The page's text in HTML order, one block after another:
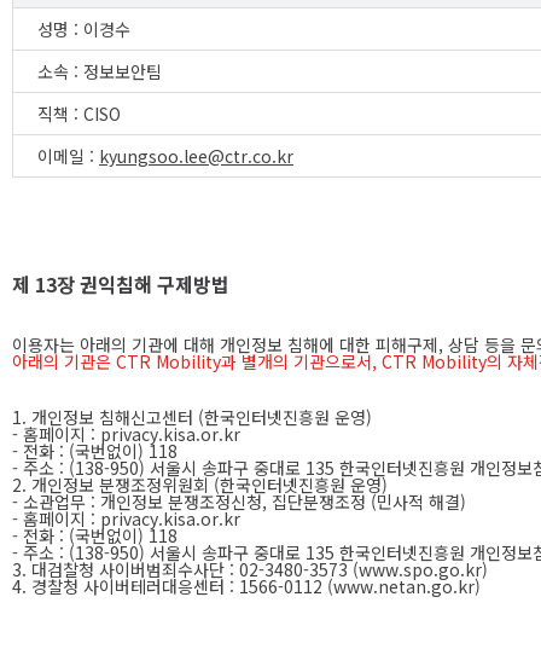
성명 : 이경수
소속 : 정보보안팀
직책 : CISO
이메일 : kyungsoo.lee@ctr.co.kr
제 13장 권익침해 구제방법
이용자는 아래의 기관에 대해 개인정보 침해에 대한 피해구제, 상담 등을
아래의 기관은 CTR Mobility과 별개의 기관으로서, CTR Mobility의 자체
1. 개인정보 침해신고센터 (한국인터넷진흥원 운영)
- 홈페이지 : privacy.kisa.or.kr
- 전화 : (국번없이) 118
- 주소 : (138-950) 서울시 송파구 중대로 135 한국인터넷진흥원 개인정보
2. 개인정보 분쟁조정위원회 (한국인터넷진흥원 운영)
- 소관업무 : 개인정보 분쟁조정신청, 집단분쟁조정 (민사적 해결)
- 홈페이지 : privacy.kisa.or.kr
- 전화 : (국번없이) 118
- 주소 : (138-950) 서울시 송파구 중대로 135 한국인터넷진흥원 개인정보
3. 대검찰청 사이버범죄수사단 : 02-3480-3573 (www.spo.go.kr)
4. 경찰청 사이버테러대응센터 : 1566-0112 (www.netan.go.kr)